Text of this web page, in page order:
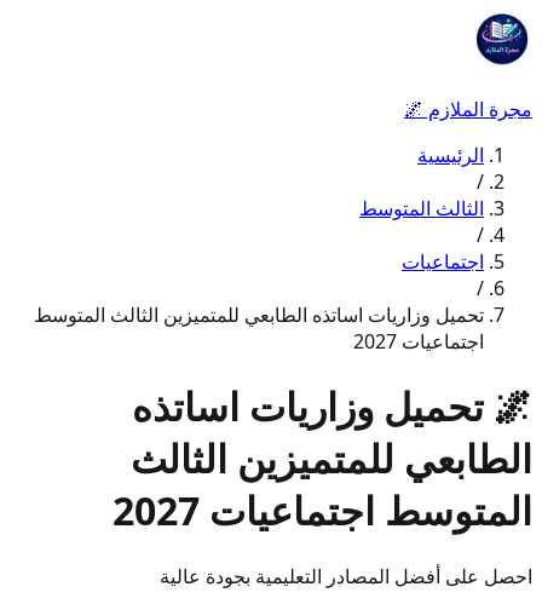
مجرة الملازم 🌌
الرئيسية
/
الثالث المتوسط
/
اجتماعيات
/
تحميل وزاريات اساتذه الطابعي للمتميزين الثالث المتوسط
اجتماعيات 2027
🌌 تحميل وزاريات اساتذه
الطابعي للمتميزين الثالث
المتوسط اجتماعيات 2027
احصل على أفضل المصادر التعليمية بجودة عالية